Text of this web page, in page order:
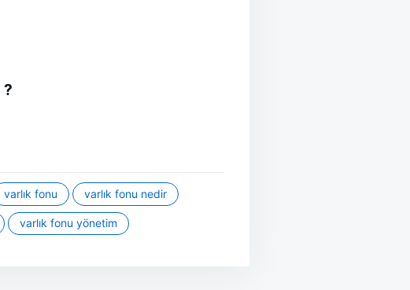
?
varlık fonu varlık fonu nedir
varlık fonu yönetim